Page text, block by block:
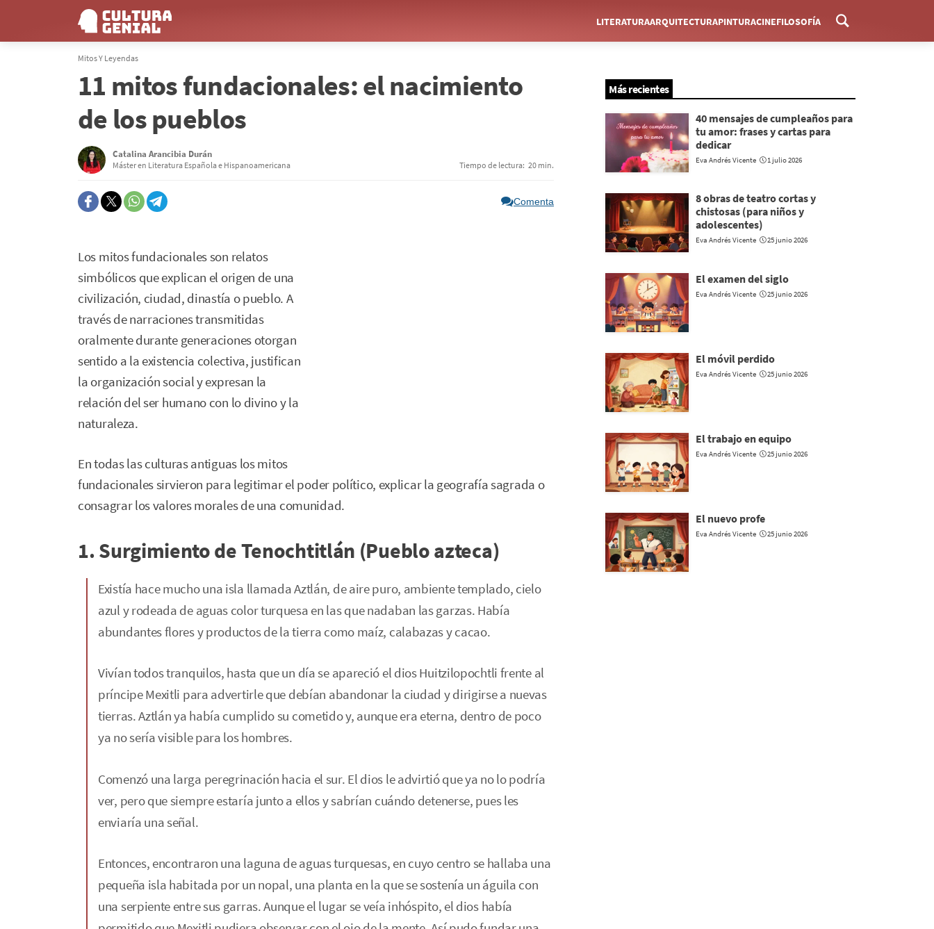
Menú
LITERATURAARQUITECTURAPINTURACINEFILOSOFÍA
Mitos Y Leyendas
11 mitos fundacionales: el nacimiento
de los pueblos
Catalina Arancibia Durán
Máster en Literatura Española e Hispanoamericana Tiempo de lectura: 20 min.
Comenta
Los mitos fundacionales son relatos
simbólicos que explican el origen de una
civilización, ciudad, dinastía o pueblo. A
través de narraciones transmitidas
oralmente durante generaciones otorgan
sentido a la existencia colectiva, justifican
la organización social y expresan la
relación del ser humano con lo divino y la
naturaleza.
En todas las culturas antiguas los mitos
fundacionales sirvieron para legitimar el poder político, explicar la geografía sagrada o
consagrar los valores morales de una comunidad.
1. Surgimiento de Tenochtitlán (Pueblo azteca)
Existía hace mucho una isla llamada Aztlán, de aire puro, ambiente templado, cielo
azul y rodeada de aguas color turquesa en las que nadaban las garzas. Había
abundantes flores y productos de la tierra como maíz, calabazas y cacao.
Vivían todos tranquilos, hasta que un día se apareció el dios Huitzilopochtli frente al
príncipe Mexitli para advertirle que debían abandonar la ciudad y dirigirse a nuevas
tierras. Aztlán ya había cumplido su cometido y, aunque era eterna, dentro de poco
ya no sería visible para los hombres.
Comenzó una larga peregrinación hacia el sur. El dios le advirtió que ya no lo podría
ver, pero que siempre estaría junto a ellos y sabrían cuándo detenerse, pues les
enviaría una señal.
Entonces, encontraron una laguna de aguas turquesas, en cuyo centro se hallaba una
pequeña isla habitada por un nopal, una planta en la que se sostenía un águila con
una serpiente entre sus garras. Aunque el lugar se veía inhóspito, el dios había
Más recientes
40 mensajes de cumpleaños para
tu amor: frases y cartas para
dedicar
Eva Andrés Vicente 1 julio 2026
8 obras de teatro cortas y
chistosas (para niños y
adolescentes)
Eva Andrés Vicente 25 junio 2026
El examen del siglo
Eva Andrés Vicente 25 junio 2026
El móvil perdido
Eva Andrés Vicente 25 junio 2026
El trabajo en equipo
Eva Andrés Vicente 25 junio 2026
El nuevo profe
Eva Andrés Vicente 25 junio 2026